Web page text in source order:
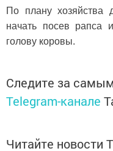
По плану хозяйства
начать посев рапса
голову коровы.
Следите за
Telegram-канале
Читайте новости